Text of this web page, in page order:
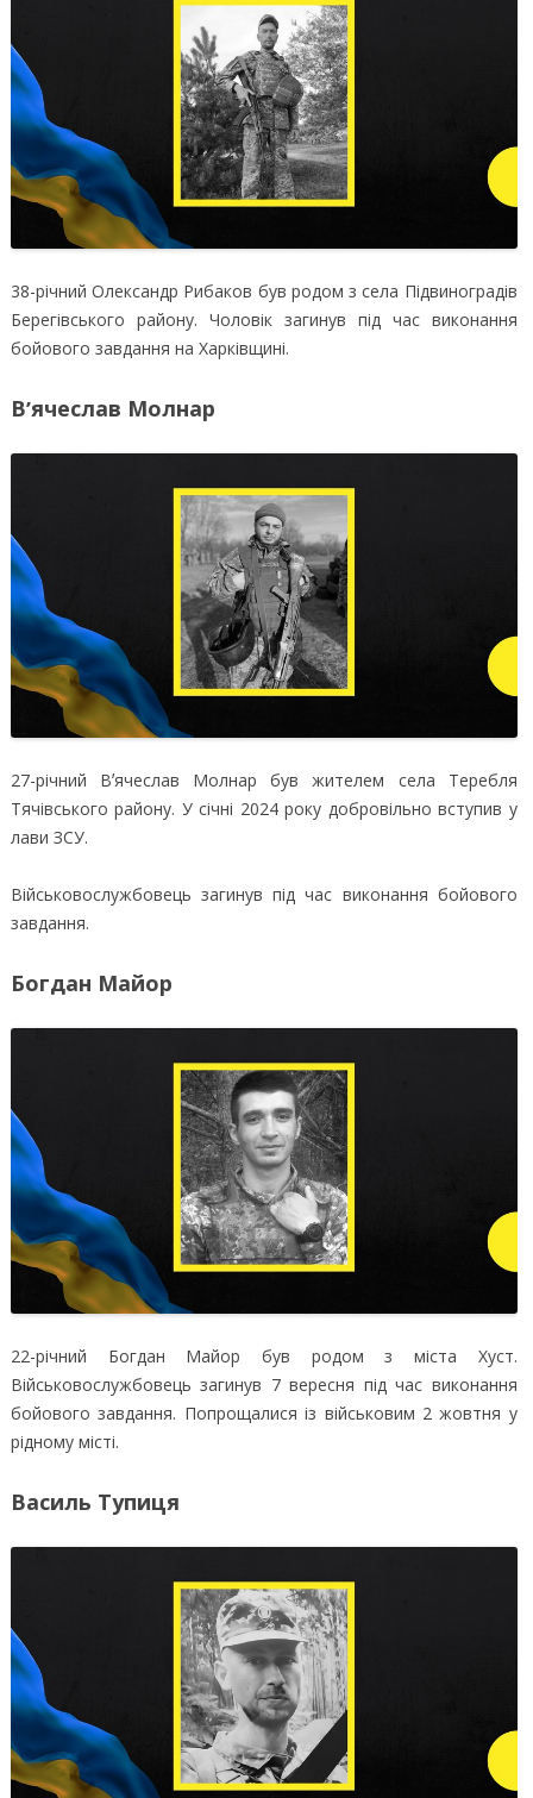
38-річний Олександр Рибаков був родом з села Підвиноградів
Берегівського району. Чоловік загинув під час виконання
бойового завдання на Харківщині.
Вʼячеслав Молнар
27-річний Вʼячеслав Молнар був жителем села Теребля
Тячівського району. У січні 2024 року добровільно вступив у
лави ЗСУ.
Військовослужбовець загинув під час виконання бойового
завдання.
Богдан Майор
22-річний Богдан Майор був родом з міста Хуст.
Військовослужбовець загинув 7 вересня під час виконання
бойового завдання. Попрощалися із військовим 2 жовтня у
рідному місті.
Василь Тупиця